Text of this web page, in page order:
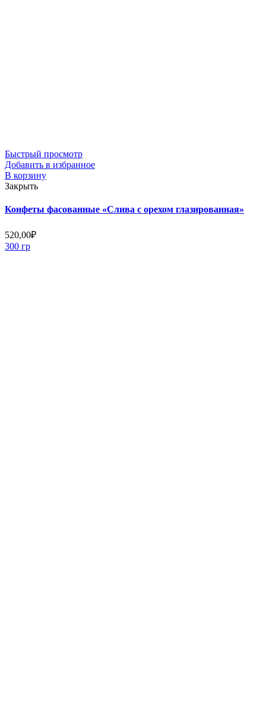
Быстрый просмотр
Добавить в избранное
В корзину
Закрыть
Конфеты фасованные «Слива с орехом глазированная»
520,00₽
300 гр